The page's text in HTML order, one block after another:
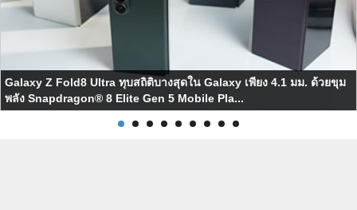
Galaxy Z Fold8 Ultra ทุบสถิติบางสุดใน Galaxy เพียง 4.1 มม. ด้วยขุม
พลัง Snapdragon® 8 Elite Gen 5 Mobile Pla...